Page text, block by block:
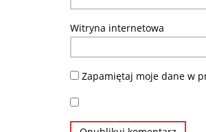
Witryna internetowa
Zapamiętaj moje dane w